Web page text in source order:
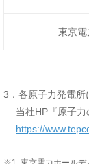
東京
3．各原子力発電所
当社HP『原子力
https://